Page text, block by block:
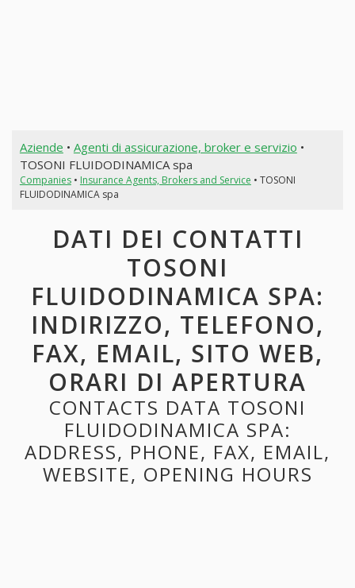
Aziende • Agenti di assicurazione, broker e servizio •
TOSONI FLUIDODINAMICA spa
Companies• Insurance Agents, Brokers and Service • TOSONI
FLUIDODINAMICA spa
DATI DEI CONTATTI
TOSONI
FLUIDODINAMICA SPA:
INDIRIZZO, TELEFONO,
FAX, EMAIL, SITO WEB,
ORARI DI APERTURA
CONTACTS DATA TOSONI
FLUIDODINAMICA SPA:
ADDRESS, PHONE, FAX, EMAIL,
WEBSITE, OPENING HOURS